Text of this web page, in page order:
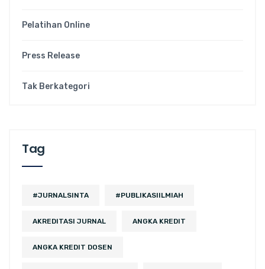
Pelatihan Online
Press Release
Tak Berkategori
Tag
#JURNALSINTA #PUBLIKASIILMIAH
AKREDITASI JURNAL ANGKA KREDIT
ANGKA KREDIT DOSEN